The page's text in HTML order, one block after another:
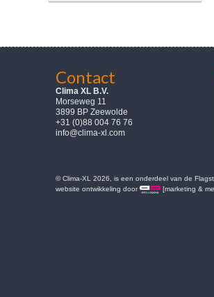
Contact
Clima XL B.V.
Morseweg 11
3899 BP Zeewolde
+31 (0)88 004 76 76
info@clima-xl.com
© Clima-XL 2026, is een onderdeel van de
website ontwikkeling door
[marketing &